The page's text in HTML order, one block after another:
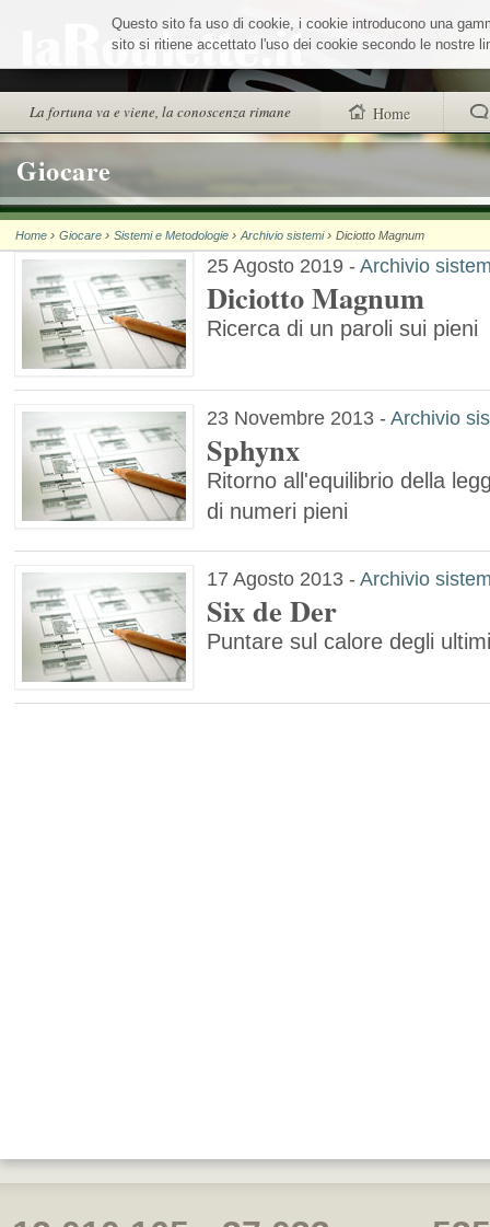
alla
navigazioneLa fortuna va e viene, la conoscenza rimane Home
trovi anche
Chi siamo
Wheel Quiz
La Roulette
Giocare
Questo sito fa uso di cookie, i cookie introducono una
sito si ritiene accettato l'uso dei cookie secondo le nostre
Home ›Giocare ›Sistemi e Metodologie ›Archivio sistemi ›Diciotto Magnum
25 Agosto 2019 -Archivio
Diciotto Magnum
Ricerca di un paroli sui pieni
23 Novembre 2013 -Archivio
Sphynx
Ritorno all'equilibrio della
di numeri pieni
17 Agosto 2013 -Archivio
Six de Der
Puntare sul calore degli